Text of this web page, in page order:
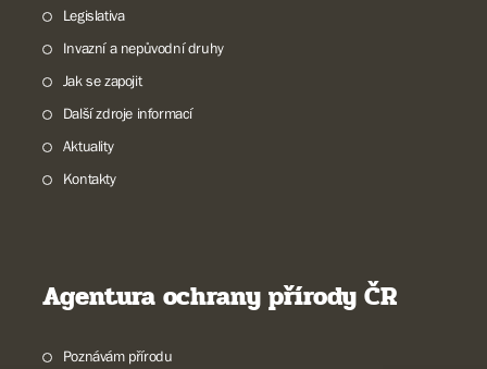
Legislativa
Invazní a nepůvodní druhy
Jak se zapojit
Další zdroje informací
Aktuality
Kontakty
Agentura ochrany přírody ČR
Poznávám přírodu